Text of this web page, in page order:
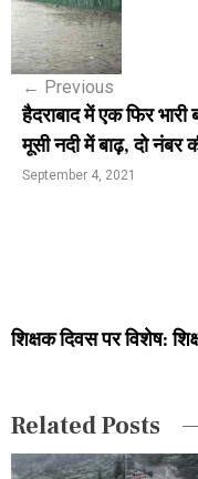
o
s
n
a
a
i
o
← Previous
हैदराबाद में एक फिर
मूसी नदी में बाढ़, दो नंबर
September 4, 2021
शिक्षक दिवस पर विशेष:
Related Posts